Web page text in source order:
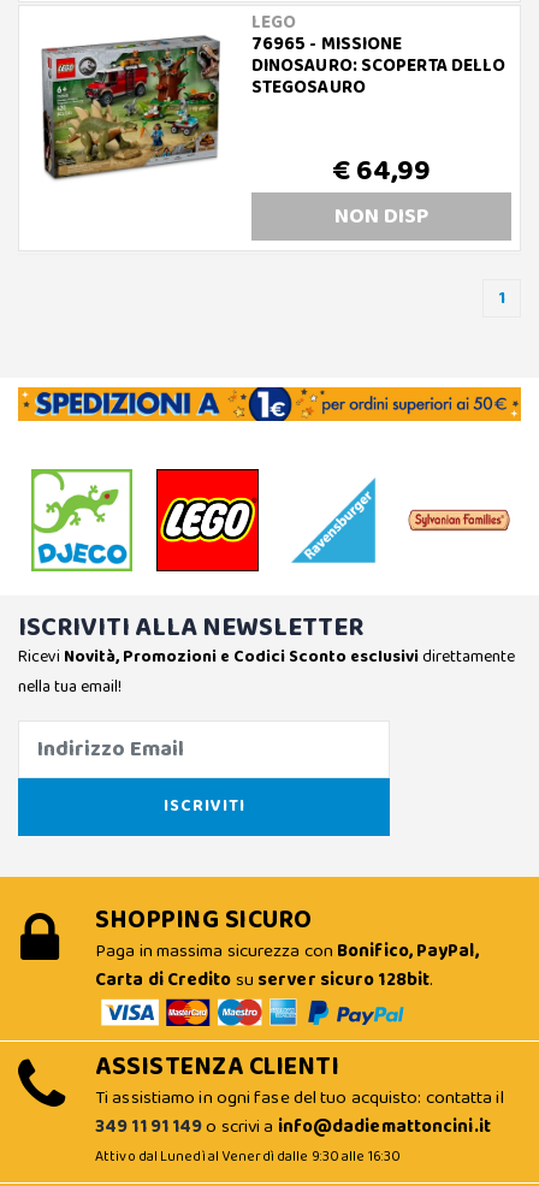
LEGO
76965 - MISSIONE
DINOSAURO: SCOPERTA DELLO
STEGOSAURO
€ 64,99
NON DISP
1
ISCRIVITI ALLA NEWSLETTER
Ricevi Novità, Promozioni e Codici Sconto esclusividirettamente
nella tua email!
SHOPPING SICURO
Paga in massima sicurezza con Bonifico, PayPal,
Carta di Creditosu server sicuro 128bit.
ASSISTENZA CLIENTI
Ti assistiamo in ogni fase del tuo acquisto: contatta il
349 11 91 149o scrivi a info@dadiemattoncini.it
Attivo dal Lunedì al Venerdì dalle 9:30 alle 16:30